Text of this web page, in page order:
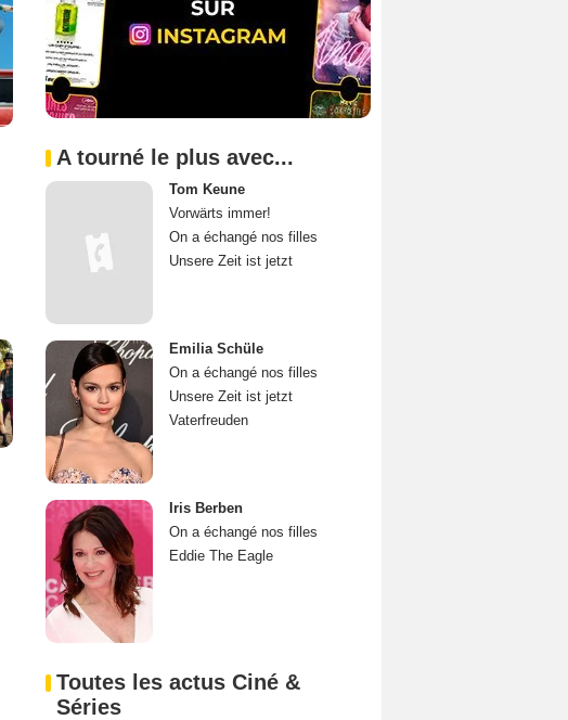
A tourné le plus avec...
Tom Keune
Vorwärts immer!
On a échangé nos filles
Unsere Zeit ist jetzt
Emilia Schüle
On a échangé nos filles
Unsere Zeit ist jetzt
Vaterfreuden
Iris Berben
On a échangé nos filles
Eddie The Eagle
Toutes les actus Ciné &
Séries